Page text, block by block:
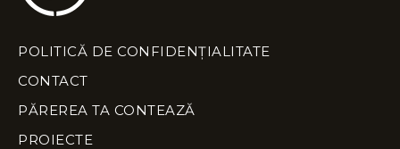
POLITICĂ DE CONFIDENȚIALITATE
CONTACT
PĂREREA TA CONTEAZĂ
PROIECTE